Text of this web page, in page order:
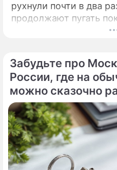
рухнули почти в два
продолжают пугать
2026 года московские
Забудьте про
России, где на
можно сказочно